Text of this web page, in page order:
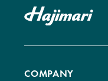
COMPANY